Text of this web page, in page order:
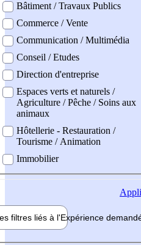
Bâtiment / Travaux Publics
Commerce / Vente
Communication / Multimédia
Conseil / Etudes
Direction d'entreprise
Espaces verts et naturels /
Agriculture / Pêche / Soins aux
animaux
Hôtellerie - Restauration /
Tourisme / Animation
Immobilier
filtres liés à l'Expérience